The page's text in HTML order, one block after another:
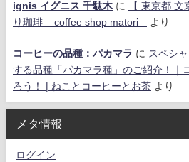
ignis イグニス 千駄木に
【 東京都
り珈琲 – coffee shop matori – より
コーヒーの品種：パカマラ に スペシ
する品種「パカマラ種」のご紹介！｜
ろう！ | ねことコーヒーとお茶 より
メタ情報
ログイン